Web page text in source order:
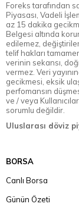
Foreks tarafından
Piyasası, Vadeli
az 15 dakika
Belgesi altında
edilemez,
telif hakları
verinin sekansı,
vermez. Veri
gecikmesi, eksik
perfomansın
ve / veya
sorumlu değildir.
Uluslarası döviz
BORSA
Canlı Borsa
Günün Özeti